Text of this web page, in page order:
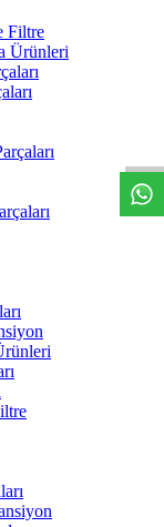
Filtre
Ürünleri